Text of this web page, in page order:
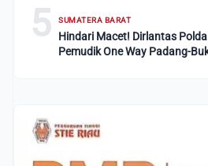
5 SUMATERA BARAT
Hindari Macet! Dirlantas
Pemudik One Way Padang-